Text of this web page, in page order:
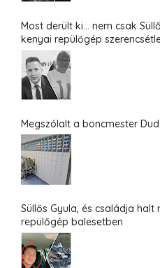
Most derült ki... nem csak
kenyai repülőgép
Megszólalt a boncmester
Süllős Gyula, és családja halt
repülőgép balesetben